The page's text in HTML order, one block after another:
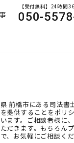
【受付無料】24時間
050-
前橋市にある司法書
提供することをポリ
ます。ご相談者様に
だきます。もちろん
、お気軽にご相談くだ